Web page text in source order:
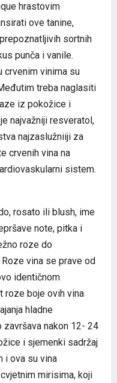
hrastovim
ove tanine,
sortnih
punča i vanile.
crvenim vinima su
treba naglasiti
iz pokožice i
najvažniji resveratol,
najzaslužniiji za
crvenih vina na
sistem.
rosato ili blush, ime
note, pitka i
roze do
vina se prave od
identičnom
roze boje ovih vina
hladne
završava nakon 12- 24
i sjemenki sadržaj
i ova su vina
mirisima, koji